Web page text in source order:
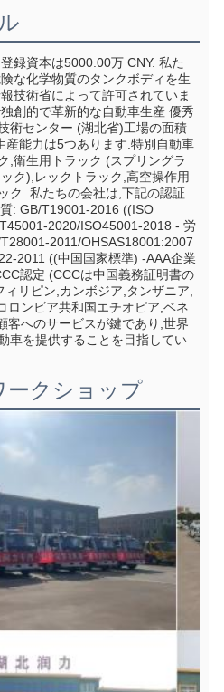
録資本は5000.00万 CNY. 私た
な化学物質のタンクボディを生
技術省によって許可されていま
創的で革新的な自動車生産 優秀
術センター (湖北省)工場の面積
産能力は5つあります.特別自動車
,衛生用トラック (スプリングラ
ク),レックトラック,高空操作用
ク. 私たちの会社は,下記の認証
: GB/T19001-2016 ((ISO
2020/ISO45001-2018 - 労
2011/OHSAS18001:2007
2011 ((中国国家標準) -AAA企業
認定 (CCCは中国義務証明書の
リピン,カンボジア,タンザニア,
ロンビア共和国エチオピア,ベネ
客へのサービスが鍵であり,世界
車を提供することを目指してい
ークショップ